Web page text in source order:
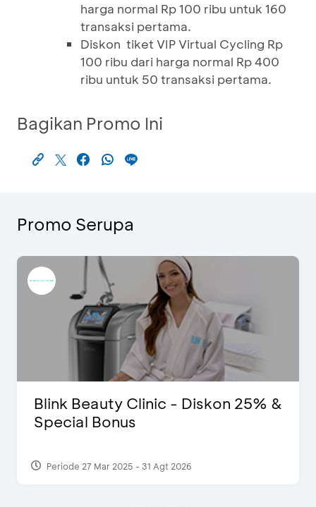
harga normal Rp 100 ribu untuk 160
transaksi pertama.
Diskon tiket VIP Virtual Cycling Rp
100 ribu dari harga normal Rp 400
ribu untuk 50 transaksi pertama.
Bagikan Promo Ini
Promo Serupa
Blink Beauty Clinic - Diskon 25% &
Special Bonus
Periode 27 Mar 2025 - 31 Agt 2026